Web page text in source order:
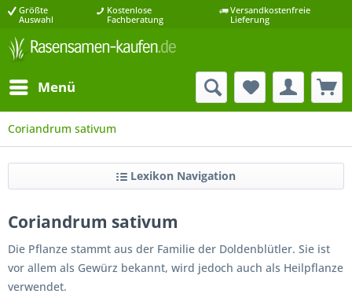
Größte
Auswahl
Kostenlose
Fachberatung
Versandkostenfreie
Lieferung
Menü
Coriandrum sativum
Lexikon Navigation
Coriandrum sativum
Die Pflanze stammt aus der Familie der Doldenblütler. Sie ist
vor allem als Gewürz bekannt, wird jedoch auch als Heilpflanze
verwendet.